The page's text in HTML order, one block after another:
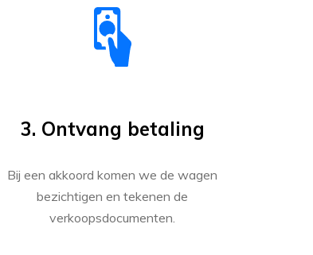
3. Ontvang betaling
Bij een akkoord komen we de wagen
bezichtigen en tekenen de
verkoopsdocumenten.